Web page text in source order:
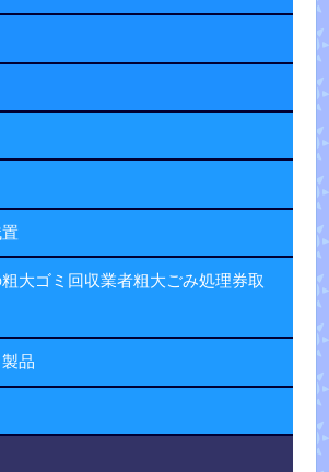
大ゴミ回収業者粗大ごみ処理券取
品